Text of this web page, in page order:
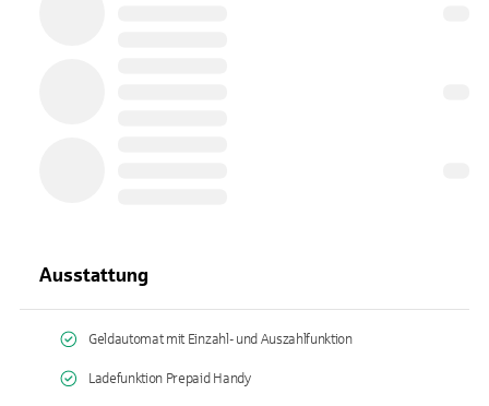
Ausstattung
Geldautomat mit Einzahl- und Auszahlfunktion
Ladefunktion Prepaid Handy